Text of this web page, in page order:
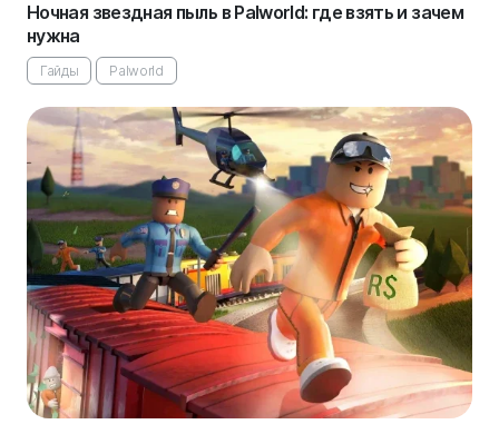
Ночная звездная пыль в Palworld: где взять и зачем
нужна
Гайды Palworld